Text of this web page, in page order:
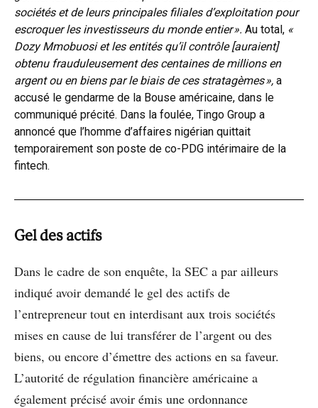
sociétés et de leurs principales filiales d’exploitation pour
escroquer les investisseurs du monde entier ». Au total, «
Dozy Mmobuosi et les entités qu’il contrôle [auraient]
obtenu frauduleusement des centaines de millions en
argent ou en biens par le biais de ces stratagèmes », a
accusé le gendarme de la Bouse américaine, dans le
communiqué précité. Dans la foulée, Tingo Group a
annoncé que l’homme d’affaires nigérian quittait
temporairement son poste de co-PDG intérimaire de la
fintech.
Gel des actifs
Dans le cadre de son enquête, la SEC a par ailleurs
indiqué avoir demandé le gel des actifs de
l’entrepreneur tout en interdisant aux trois sociétés
mises en cause de lui transférer de l’argent ou des
biens, ou encore d’émettre des actions en sa faveur.
L’autorité de régulation financière américaine a
également précisé avoir émis une ordonnance